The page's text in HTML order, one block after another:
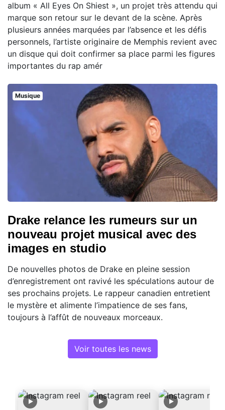
album « All Eyes On Shiest », un projet très attendu qui
marque son retour sur le devant de la scène. Après
plusieurs années marquées par l’absence et les défis
personnels, l’artiste originaire de Memphis revient avec
un disque qui doit confirmer sa place parmi les figures
importantes du rap amér
Musique
Drake relance les rumeurs sur un
nouveau projet musical avec des
images en studio
De nouvelles photos de Drake en pleine session
d’enregistrement ont ravivé les spéculations autour de
ses prochains projets. Le rappeur canadien entretient
le mystère et alimente l’impatience de ses fans,
toujours à l’affût de nouveaux morceaux.
Voir toutes les news